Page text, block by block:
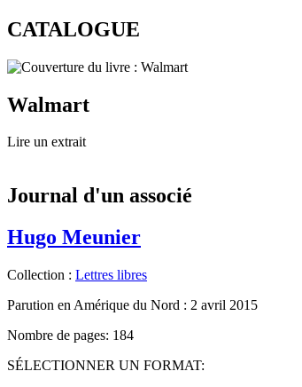
CATALOGUE
Walmart
Lire un extrait
Journal d'un associé
Hugo Meunier
Collection : Lettres libres
Parution en Amérique du Nord : 2 avril 2015
Nombre de pages: 184
SÉLECTIONNER UN FORMAT: